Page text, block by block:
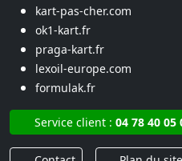
kart-pas-cher.com
ok1-kart.fr
praga-kart.fr
lexoil-europe.com
formulak.fr
Service client : 04 78 40 05